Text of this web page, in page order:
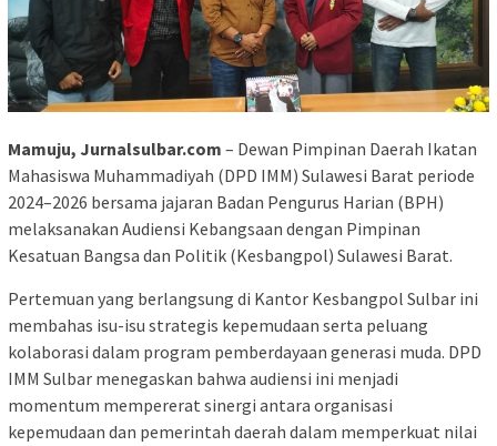
Mamuju, Jurnalsulbar.com – Dewan Pimpinan Daerah Ikatan
Mahasiswa Muhammadiyah (DPD IMM) Sulawesi Barat periode
2024–2026 bersama jajaran Badan Pengurus Harian (BPH)
melaksanakan Audiensi Kebangsaan dengan Pimpinan
Kesatuan Bangsa dan Politik (Kesbangpol) Sulawesi Barat.
Pertemuan yang berlangsung di Kantor Kesbangpol Sulbar ini
membahas isu-isu strategis kepemudaan serta peluang
kolaborasi dalam program pemberdayaan generasi muda. DPD
IMM Sulbar menegaskan bahwa audiensi ini menjadi
momentum mempererat sinergi antara organisasi
kepemudaan dan pemerintah daerah dalam memperkuat nilai